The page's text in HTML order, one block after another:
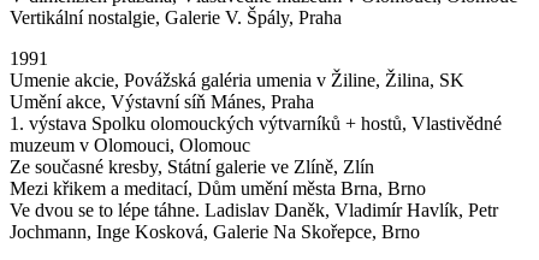
Vertikální nostalgie, Galerie V. Špály, Praha
1991
Umenie akcie, Povážská galéria umenia v Žiline, Žilina, SK
Umění akce, Výstavní síň Mánes, Praha
1. výstava Spolku olomouckých výtvarníků + hostů, Vlastivědné
muzeum v Olomouci, Olomouc
Ze současné kresby, Státní galerie ve Zlíně, Zlín
Mezi křikem a meditací, Dům umění města Brna, Brno
Ve dvou se to lépe táhne. Ladislav Daněk, Vladimír Havlík, Petr
Jochmann, Inge Kosková, Galerie Na Skořepce, Brno